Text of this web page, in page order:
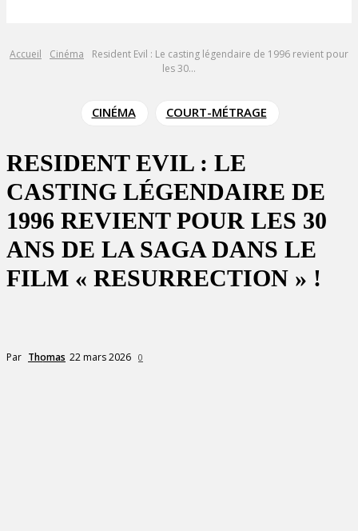
Accueil Cinéma
Resident Evil : Le casting légendaire de 1996 revient pour
les 30...
CINÉMA COURT-MÉTRAGE
RESIDENT EVIL : LE
CASTING LÉGENDAIRE DE
1996 REVIENT POUR LES 30
ANS DE LA SAGA DANS LE
FILM « RESURRECTION » !
Par Thomas 22 mars 2026 0